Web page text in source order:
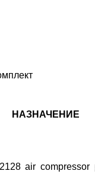
НАЗНАЧЕНИЕ
air compressor